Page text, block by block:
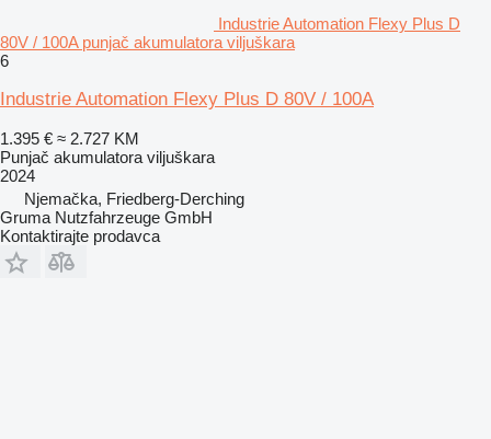
Industrie Automation Flexy Plus D
80V / 100A punjač akumulatora viljuškara
6
Industrie Automation Flexy Plus D 80V / 100A
1.395 € ≈ 2.727 KM
Punjač akumulatora viljuškara
2024
Njemačka, Friedberg-Derching
Gruma Nutzfahrzeuge GmbH
Kontaktirajte prodavca